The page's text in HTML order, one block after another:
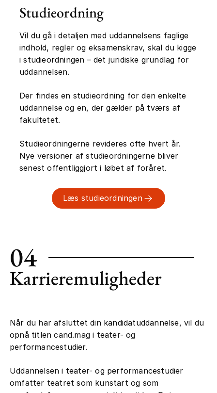
teater, musikteater samt teaterpolitik,
kvalitetsvurderinger og befolkningens
teatervaner.
Studieordning
Vil du gå i detaljen med uddannelsens faglige
indhold, regler og eksamenskrav, skal du kigge
i studieordningen – det juridiske grundlag for
uddannelsen.
Der findes en studieordning for den enkelte
uddannelse og en, der gælder på tværs af
fakultetet.
Studieordningerne revideres ofte hvert år.
Nye versioner af studieordningerne bliver
senest offentliggjort i løbet af foråret.
Læs studieordningen
04
Karrieremuligheder
Når du har afsluttet din kandidatuddannelse, vil du
opnå titlen cand.mag i teater- og
performancestudier.
Uddannelsen i teater- og performancestudier
omfatter teatret som kunstart og som